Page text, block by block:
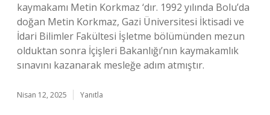
kaymakamı Metin Korkmaz ‘dır. 1992 yılında Bolu’da
doğan Metin Korkmaz, Gazi Üniversitesi İktisadi ve
İdari Bilimler Fakültesi İşletme bölümünden mezun
olduktan sonra İçişleri Bakanlığı’nın kaymakamlık
sınavını kazanarak mesleğe adım atmıştır.
Nisan 12, 2025 Yanıtla